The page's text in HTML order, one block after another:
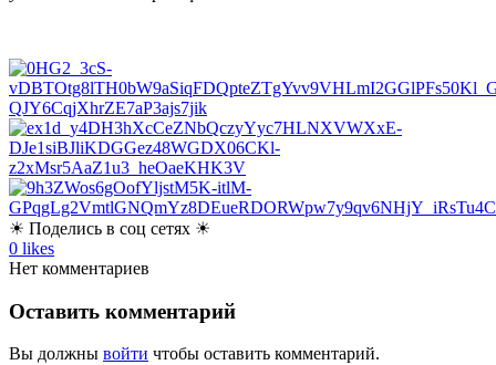
☀ Поделись в соц сетях ☀
0 likes
Нет комментариев
Оставить комментарий
Вы должны войти чтобы оставить комментарий.